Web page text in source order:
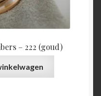
– 222 (goud)